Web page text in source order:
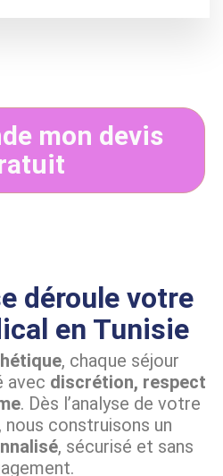
mon devis
déroule votre
en Tunisie
, chaque séjour
avec discrétion, respect
. Dès l’analyse de votre
construisons un
, sécurisé et sans